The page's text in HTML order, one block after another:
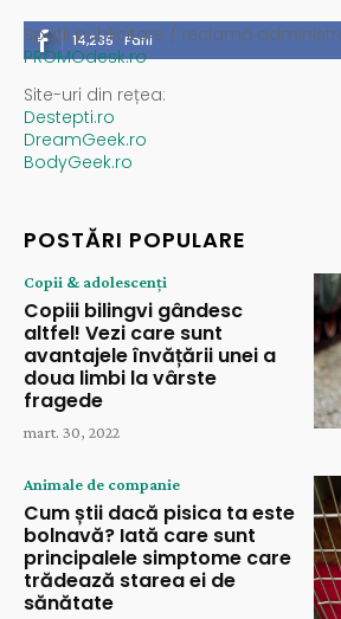
14,235 Fani
Spații publicitare / reclamă
PROMOdesk.ro
Site-uri din rețea:
Destepti.ro
DreamGeek.ro
BodyGeek.ro
POSTĂRI POPULARE
Copii & adolescenți
Copiii bilingvi gândesc
altfel! Vezi care sunt
avantajele învățării unei a
doua limbi la vârste
fragede
mart. 30, 2022
Animale de companie
Cum știi dacă pisica ta este
bolnavă? Iată care sunt
principalele simptome care
trădează starea ei de
sănătate